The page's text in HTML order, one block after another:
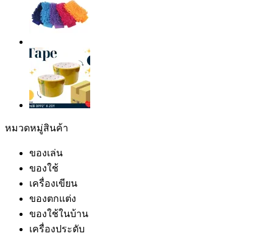
หมวดหมู่สินค้า
ของเล่น
ของใช้
เครื่องเขียน
ของตกแต่ง
ของใช้ในบ้าน
เครื่องประดับ